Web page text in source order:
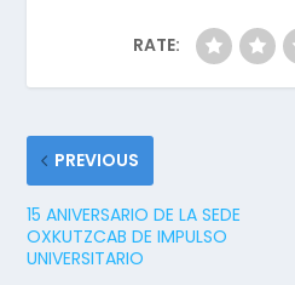
RATE:
PREVIOUS
15 ANIVERSARIO DE LA SEDE
OXKUTZCAB DE IMPULSO
UNIVERSITARIO